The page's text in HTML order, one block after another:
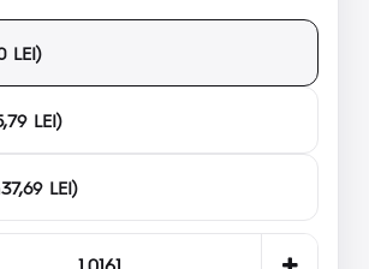
LEI)
LEI)
LEI)